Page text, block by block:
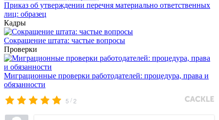
Приказ об утверждении перечня материально ответственных
лиц: образец
Кадры
Сокращение штата: частые вопросы
Проверки
Миграционные проверки работодателей: процедура, права и
обязанности
5 /2